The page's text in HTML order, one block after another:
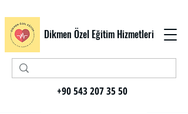
Dikmen Özel Eğitim Hizmetleri
+90 543 207 35 50